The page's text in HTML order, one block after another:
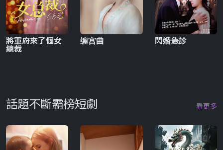
將軍府來了個女
總裁
缠宫曲 閃婚急診
話題不斷霸榜短劇 看更多